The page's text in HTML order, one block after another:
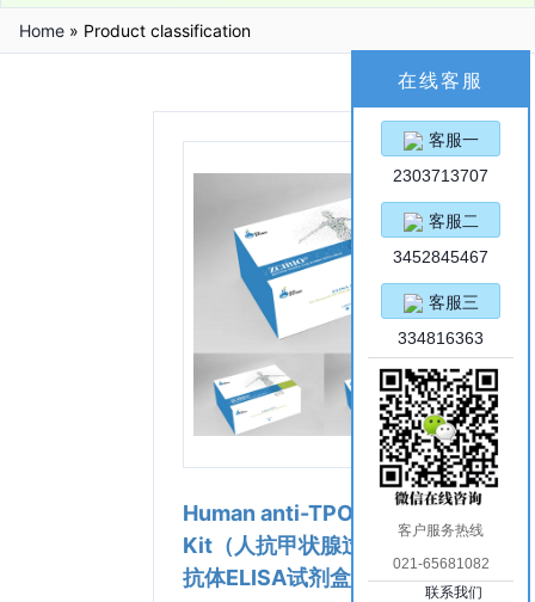
Home » Product classification
Human anti-TPO ELISA
Kit（人抗甲状腺过氧化物酶
抗体ELISA试剂盒）
在线客服
客服一
2303713707
客服二
3452845467
客服三
334816363
客户服务热线
021-65681082
联系我们